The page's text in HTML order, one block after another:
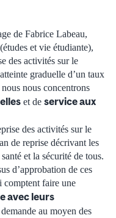
de Fabrice Labeau,
et vie étudiante),
des activités sur le
graduelle d’un taux
nous concentrons
et de service aux
des activités sur le
de reprise décrivant les
et la sécurité de tous.
d’approbation de ces
comptent faire une
avec leurs
au moyen des